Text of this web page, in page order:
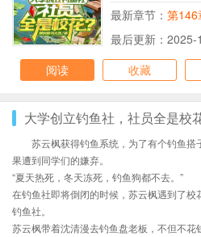
最新章节： 第146
最后更新：
阅读
收藏
大学创立钓鱼社，社员全是校
苏云枫获得钓鱼系统，为了有个钓鱼
果遭到同学们的嫌弃。
“夏天热死，冬天冻死，钓鱼狗都不去。”
在钓鱼社即将倒闭的时候，苏云枫遇到了校
钓鱼社。
苏云枫带着沈清漫去钓鱼盘老板，不但不